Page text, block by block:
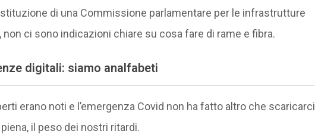
di una Commissione parlamentare per le infrastrutture
ci sono indicazioni chiare su cosa fare di rame e fibra.
digitali: siamo analfabeti
erano noti e l’emergenza Covid non ha fatto altro che scaricarci
il peso dei nostri ritardi.